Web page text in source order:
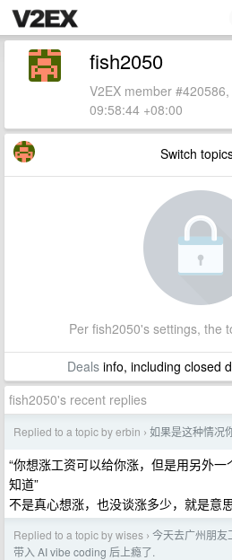
fish2050
V2EX member
09:58:44 +08:00
Switch
Per fish2050's settings, the
Dealsinfo, including closed
fish2050's recent replies
Replied to a topic by erbin › 如果是这种情况
“你想涨工资可以给你涨，但是用另外
知道”
不是真心想涨，也没谈涨多少，就是意
Replied to a topic by wises › 今天去广州朋友
带入 AI vibe coding 后上瘾了.